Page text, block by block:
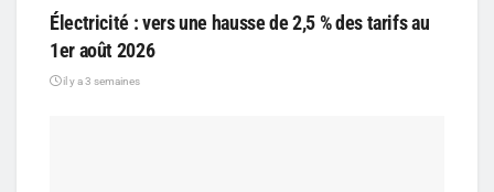
Électricité : vers une hausse de 2,5 % des tarifs au
1er août 2026
il y a 3 semaines